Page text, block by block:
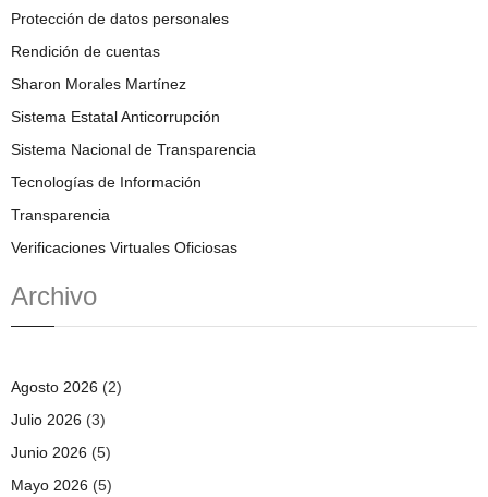
Protección de datos personales
Rendición de cuentas
Sharon Morales Martínez
Sistema Estatal Anticorrupción
Sistema Nacional de Transparencia
Tecnologías de Información
Transparencia
Verificaciones Virtuales Oficiosas
Archivo
Agosto 2026 (2)
Julio 2026 (3)
Junio 2026 (5)
Mayo 2026 (5)